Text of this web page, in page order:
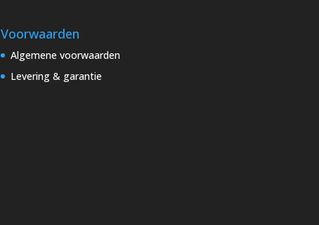
Voorwaarden
Algemene voorwaarden
Levering & garantie